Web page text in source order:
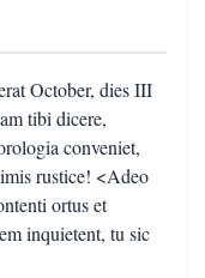
October, dies III
tibi dicere,
conveniet,
rustice! <Adeo
ortus et
inquietent, tu sic